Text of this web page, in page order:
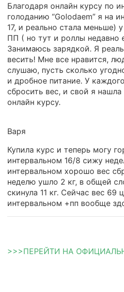
Благодаря онлайн курсу по
голоданию “Golodaem” я на
17, и реально стала меньше)
ПП ( но тут и роллы недавно
Занимаюсь зарядкой. Я
весить! Мне все нравится,
слушаю, пусть сколько
и дробное питание. У
сбросить вес, и свой я
онлайн курсу.
Варя
Купила курс и теперь могу
интервальном 16/8 сижу
интервальном хорошо вес
неделю ушло 2 кг, в общей
скинула 11 кг. Сейчас вес 69
интервальном +пп вообще
>>>ПЕРЕЙТИ НА